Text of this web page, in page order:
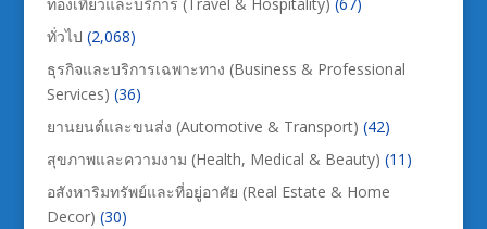
ทั่วไป (2,068)
ธุรกิจและบริการเฉพาะทาง (Business & Professional
Services) (36)
ยานยนต์และขนส่ง (Automotive & Transport) (42)
สุขภาพและความงาม (Health, Medical & Beauty) (11)
อสังหาริมทรัพย์และที่อยู่อาศัย (Real Estate & Home
Decor) (30)